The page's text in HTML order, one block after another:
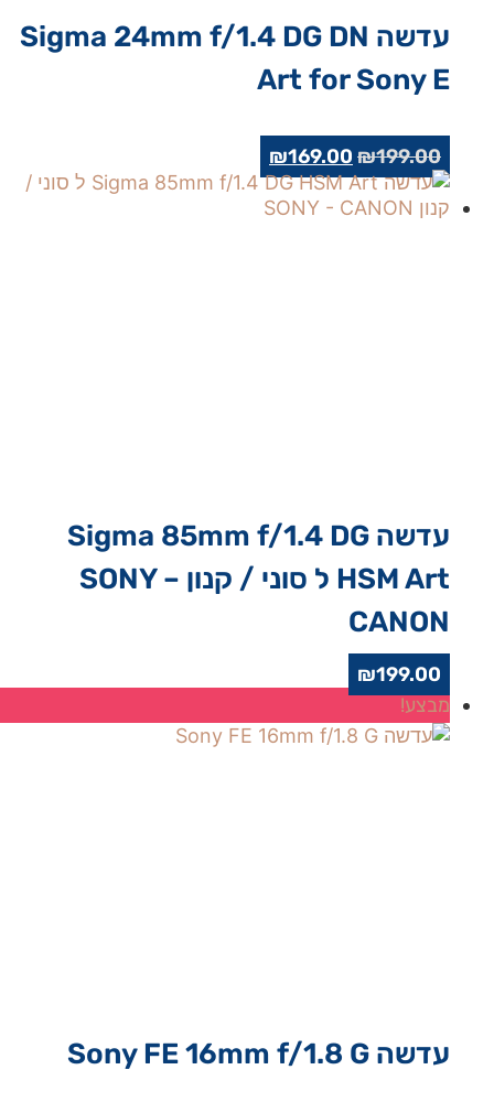
עדשה Sigma 24mm f/1.4 DG DN
Art for Sony E
₪199.00
המחיר
המקורי
היה:
₪169.00
הנוכחי
הוא:
עדשה Sigma 85mm f/1.4 DG
HSM Art ל סוני / קנון SONY –
CANON
₪199.00
מבצע!
עדשה Sony FE 16mm f/1.8 G